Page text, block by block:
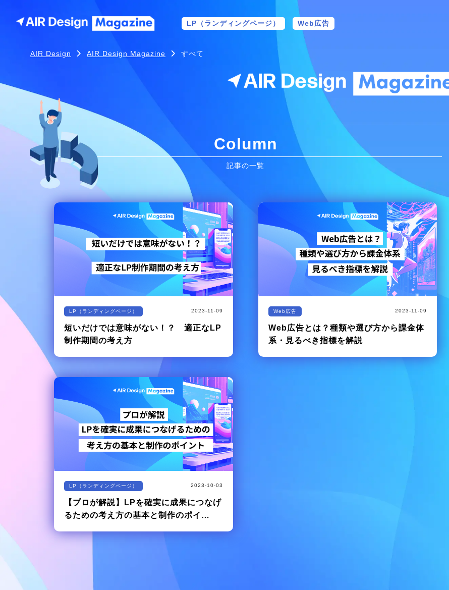
LP（ランディングページ） Web広告
AIR Design AIR Design Magazine すべて
Column
記事の一覧
LP（ランディングページ） 2023-11-09
短いだけでは意味がない！？ 適正なLP
制作期間の考え方
Web広告 2023-11-09
Web広告とは？種類や選び方から課金体
系・見るべき指標を解説
LP（ランディングページ） 2023-10-03
【プロが解説】LPを確実に成果につなげ
るための考え方の基本と制作のポイ…